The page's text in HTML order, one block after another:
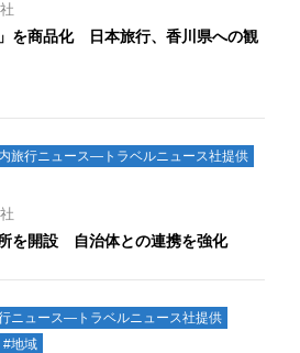
を商品化 日本旅行、香川県への観
旅行ニュース―トラベルニュース社提供
を開設 自治体との連携を強化
ニュース―トラベルニュース社提供
#地域